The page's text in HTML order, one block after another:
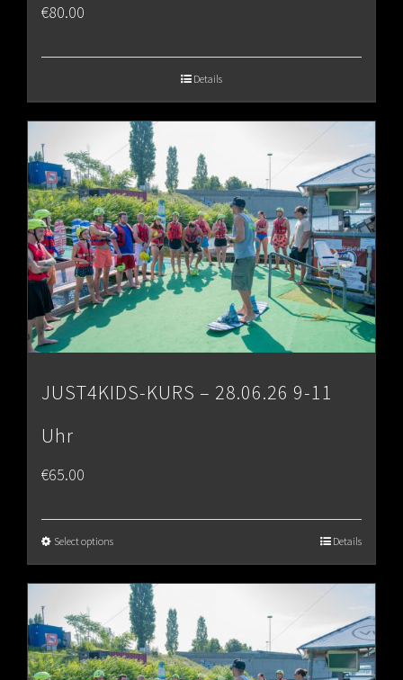
€80.00
Details
JUST4KIDS-KURS – 28.06.26 9-11
Uhr
€65.00
Select options Details